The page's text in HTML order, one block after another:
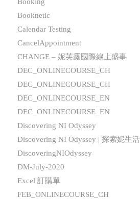
Booknetic
Calendar Testing
CancelAppointment
CHANGE – 妮芙露國際線上盛事
DEC_ONLINECOURSE_CH
DEC_ONLINECOURSE_CH
DEC_ONLINECOURSE_EN
DEC_ONLINECOURSE_EN
Discovering NI Odyssey
Discovering NI Odyssey | 探索妮生活
DiscoveringNIOdyssey
DM-July-2020
Excel 訂購單
FEB_ONLINECOURSE_CH